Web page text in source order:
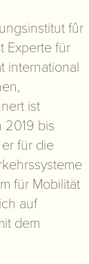
fûr
Experte für
international
ist
2019 bis
für die
für Mobilität
auf
dem